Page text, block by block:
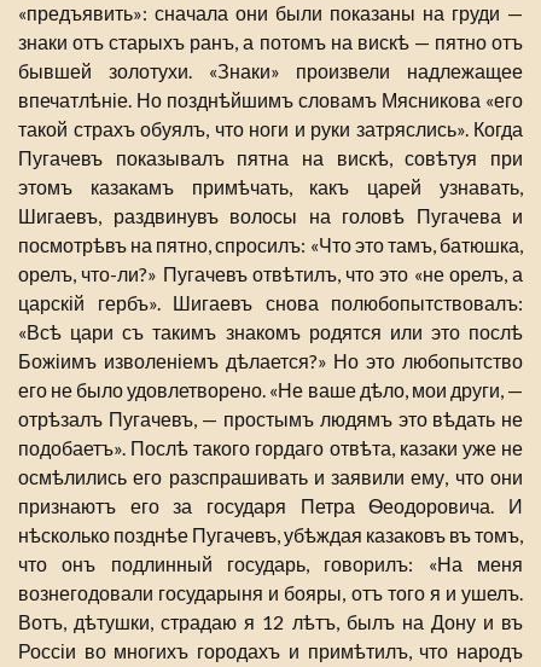
«предъявить»: сначала они были показаны на груди —
знаки отъ старыхъ ранъ, а потомъ на вискѣ — пятно отъ
бывшей золотухи. «Знаки» произвели надлежащее
впечатлѣніе. Но позднѣйшимъ словамъ Мясникова «его
такой страхъ обуялъ, что ноги и руки затряслись». Когда
Пугачевъ показывалъ пятна на вискѣ, совѣтуя при
этомъ казакамъ примѣчать, какъ царей узнавать,
Шигаевъ, раздвинувъ волосы на головѣ Пугачева и
посмотрѣвъ на пятно, спросилъ: «Что это тамъ, батюшка,
орелъ, что-ли?» Пугачевъ отвѣтилъ, что это «не орелъ, а
царскій гербъ». Шигаевъ снова полюбопытствовалъ:
«Всѣ цари съ такимъ знакомъ родятся или это послѣ
Божіимъ изволеніемъ дѣлается?» Но это любопытство
его не было удовлетворено. «Не ваше дѣло, мои други, —
отрѣзалъ Пугачевъ, — простымъ людямъ это вѣдать не
подобаетъ». Послѣ такого гордаго отвѣта, казаки уже не
осмѣлились его разспрашивать и заявили ему, что они
признаютъ его за государя Петра Ѳеодоровича. И
нѣсколько позднѣе Пугачевъ, убѣждая казаковъ въ томъ,
что онъ подлинный государь, говорилъ: «На меня
вознегодовали государыня и бояры, отъ того я и ушелъ.
Вотъ, дѣтушки, страдаю я 12 лѣтъ, былъ на Дону и въ
Россіи во многихъ городахъ и примѣтилъ, что народъ